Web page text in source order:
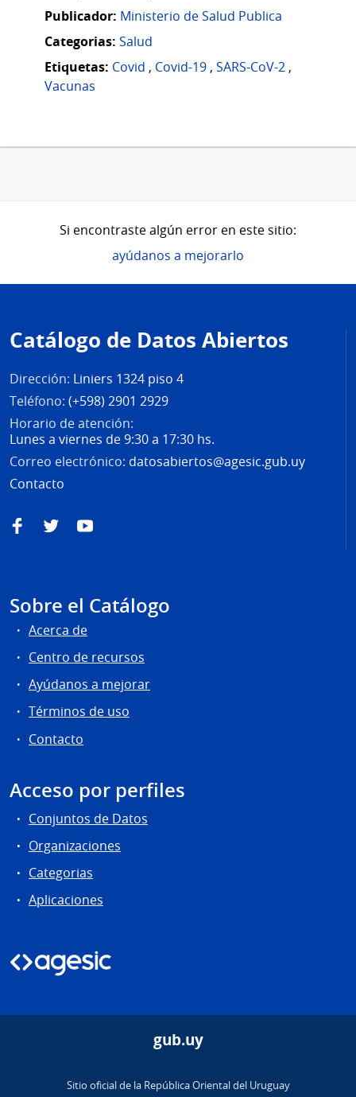
Publicador: Ministerio de Salud Publica
Categorias: Salud
Etiquetas: Covid , Covid-19 , SARS-CoV-2 ,
Vacunas
Si encontraste algún error en este sitio:
ayúdanos a mejorarlo
de
página
Catálogo de Datos Abiertos
Dirección: Liniers 1324 piso 4
Teléfono: (+598) 2901 2929
Horario de atención:
Lunes a viernes de 9:30 a 17:30 hs.
Correo electrónico: datosabiertos@agesic.gub.uy
Contacto
FacebookTwitterYouTube
Sobre el Catálogo
Acerca de
Centro de recursos
Ayúdanos a mejorar
Términos de uso
Contacto
Acceso por perfiles
Conjuntos de Datos
Organizaciones
Categorias
Aplicaciones
gub.uy
Sitio oficial de la República Oriental del Uruguay